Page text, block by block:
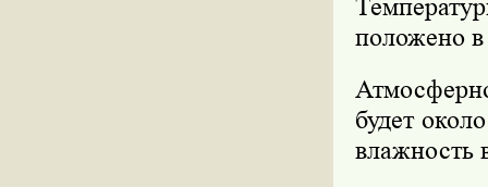
положено в
будет
влажность